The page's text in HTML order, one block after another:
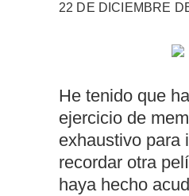
22 DE DICIEMBRE
He tenido que
ejercicio de
exhaustivo para
recordar otra
haya hecho